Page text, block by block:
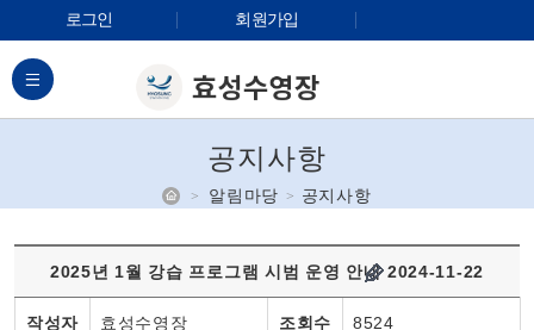
로그인 회원가입
전체메뉴
홈 알림마당 공지사항
공지사항
2025년 1월 강습 프로그램 시범 운영 안내 2024-11-22
작성자 효성수영장 조회수 8524